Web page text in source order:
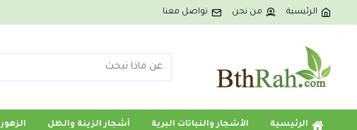
الرئيسية من نحن تواصل معنا
الرئيسية الأشجار والنباتات البرية أشجار الزينة والظل الزهور